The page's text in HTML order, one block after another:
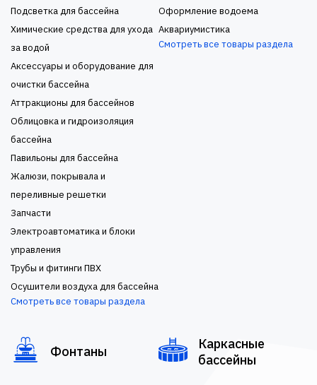
Подсветка для бассейна
Химические средства для ухода
за водой
Аксессуары и оборудование для
очистки бассейна
Аттракционы для бассейнов
Облицовка и гидроизоляция
бассейна
Павильоны для бассейна
Жалюзи, покрывала и
переливные решетки
Запчасти
Электроавтоматика и блоки
управления
Трубы и фитинги ПВХ
Осушители воздуха для бассейна
Смотреть все товары раздела
Оформление водоема
Аквариумистика
Смотреть все товары раздела
Фонтаны
Каркасные
бассейны